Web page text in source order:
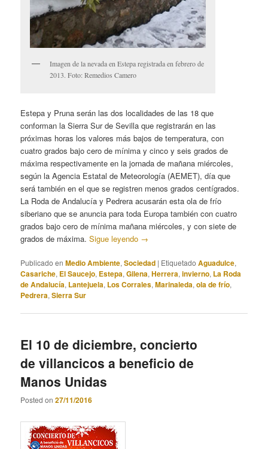
Imagen de la nevada en Estepa registrada en febrero de
2013. Foto: Remedios Camero
Estepa y Pruna serán las dos localidades de las 18 que
conforman la Sierra Sur de Sevilla que registrarán en las
próximas horas los valores más bajos de temperatura, con
cuatro grados bajo cero de mínima y cinco y seis grados de
máxima respectivamente en la jornada de mañana miércoles,
según la Agencia Estatal de Meteorología (AEMET), día que
será también en el que se registren menos grados centígrados.
La Roda de Andalucía y Pedrera acusarán esta ola de frío
siberiano que se anuncia para toda Europa también con cuatro
grados bajo cero de mínima mañana miércoles, y con siete de
grados de máxima.Sigue leyendo →
Publicado en Medio Ambiente,Sociedad | Etiquetado Aguadulce,
Casariche, El Saucejo, Estepa,Gilena,Herrera,invierno, La Roda
de Andalucía, Lantejuela, Los Corrales,Marinaleda,ola de frío,
Pedrera,Sierra Sur
El 10 de diciembre, concierto
de villancicos a beneficio de
Manos Unidas
Posted on27/11/2016